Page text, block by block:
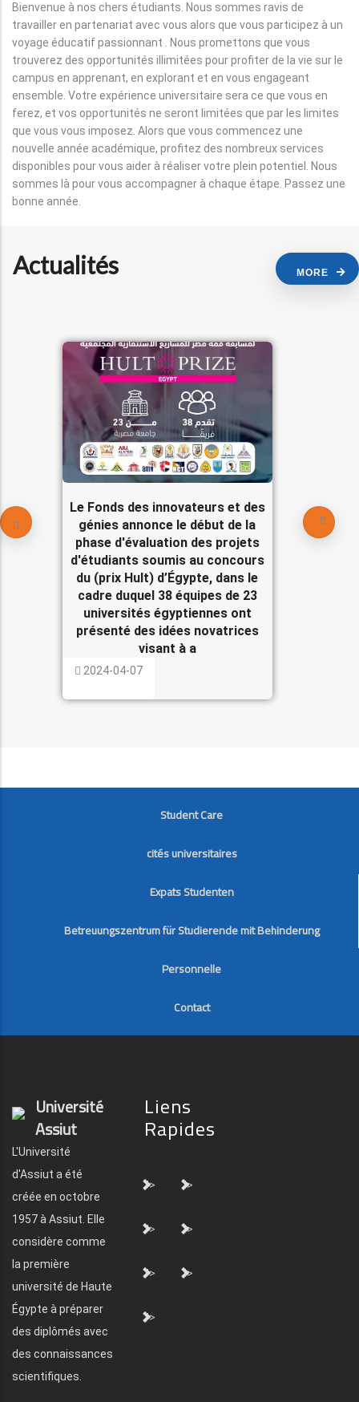
Bienvenue à nos chers étudiants. Nous sommes ravis de
travailler en partenariat avec vous alors que vous participez à un
voyage éducatif passionnant . Nous promettons que vous
trouverez des opportunités illimitées pour profiter de la vie sur le
campus en apprenant, en explorant et en vous engageant
ensemble. Votre expérience universitaire sera ce que vous en
ferez, et vos opportunités ne seront limitées que par les limites
que vous vous imposez. Alors que vous commencez une
nouvelle année académique, profitez des nombreux services
disponibles pour vous aider à réaliser votre plein potentiel. Nous
sommes là pour vous accompagner à chaque étape. Passez une
bonne année.
Actualités MORE
Le Fonds des innovateurs et des
génies annonce le début de la
phase d'évaluation des projets
d'étudiants soumis au concours
du (prix Hult) d’Égypte, dans le
cadre duquel 38 équipes de 23
universités égyptiennes ont
présenté des idées novatrices
visant à a
2024-04-07
FOOTER
Student Care
cités universitaires
Expats Studenten
Betreuungszentrum für Studierende mit Behinderung
Personnelle
Contact
Université
Assiut
L'Université
d'Assiut a été
créée en octobre
1957 à Assiut. Elle
considère comme
la première
université de Haute
Égypte à préparer
des diplômés avec
des connaissances
scientifiques.
Liens
Rapides
"> ">
"> ">
"> ">
">